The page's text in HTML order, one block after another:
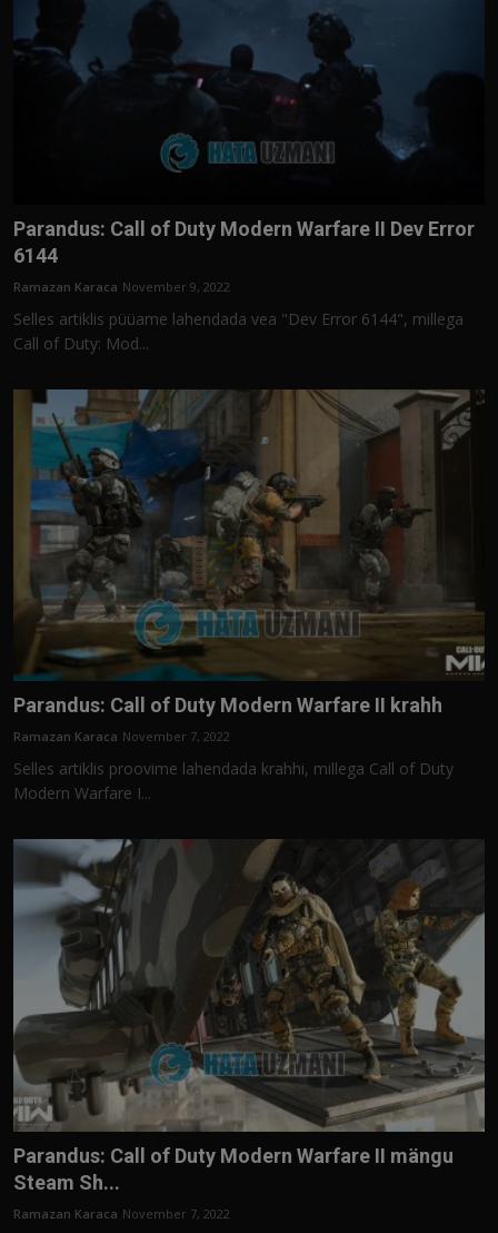
Parandus: Call of Duty Modern Warfare II Dev Error
6144
Ramazan Karaca November 9, 2022
Selles artiklis püüame lahendada vea "Dev Error 6144", millega
Call of Duty: Mod...
Parandus: Call of Duty Modern Warfare II krahh
Ramazan Karaca November 7, 2022
Selles artiklis proovime lahendada krahhi, millega Call of Duty
Modern Warfare I...
Parandus: Call of Duty Modern Warfare II mängu
Steam Sh...
Ramazan Karaca November 7, 2022